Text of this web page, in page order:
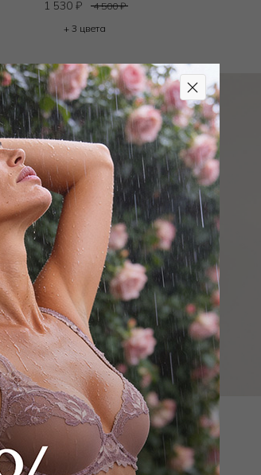
1 530 ₽ 4 500₽
+ 3 цвета
WILD ORCHID
Бюстгальтер классический спейсер
8 500 + 425 бонусов
+ 1 цвет